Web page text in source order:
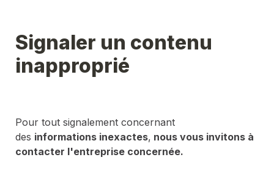
Signaler un contenu
inapproprié
Pour tout signalement concernant
des informations inexactes, nous vous invitons à
contacter l'entreprise concernée.